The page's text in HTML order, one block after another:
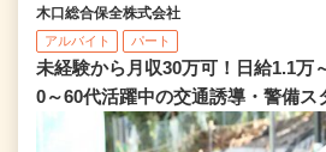
木口総合保全株式会社
アルバイト パート
未経験から月収30万可！日給1.1万
0～60代活躍中の交通誘導・警備ス